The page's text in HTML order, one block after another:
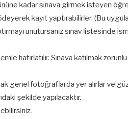
kadar sınava girmek isteyen
kayıt yaptırabilirler. (Bu
unutursanız sınav listesinde
hatırlatılır. Sınava katılmak
genel fotoğraflarda yer alırlar ve
şekilde yapılacaktır.